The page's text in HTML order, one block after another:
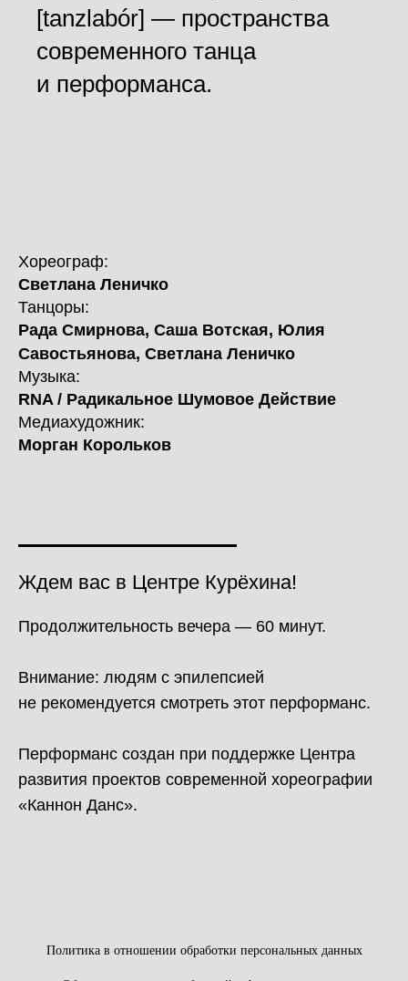
[tanzlabór] — пространства
современного танца
и перформанса.
Хореограф:
Светлана Леничко
Танцоры:
Рада Смирнова, Саша Вотская, Юлия
Савостьянова, Светлана Леничко
Музыка:
RNA / Радикальное Шумовое Действие
Медиахудожник:
Морган Корольков
Ждем вас в Центре Курёхина!
Продолжительность вечера — 60 минут.
Внимание: людям с эпилепсией
не рекомендуется смотреть этот перформанс.
Перформанс создан при поддержке Центра
развития проектов современной хореографии
«Каннон Данс».
Политика в отношении обработки персональных данных